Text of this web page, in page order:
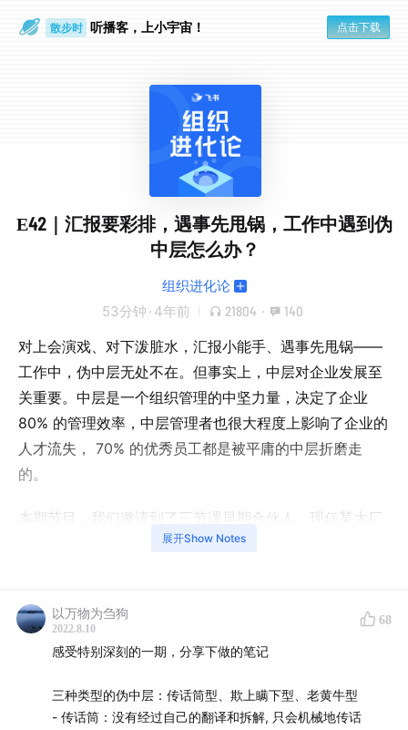
散步时 听播客，上小宇宙！ 点击下载
E42｜汇报要彩排，遇事先甩锅，工作中遇到伪
中层怎么办？
组织进化论
53分钟 · 4年前 21804 · 140
对上会演戏、对下泼脏水，汇报小能手、遇事先甩锅——
工作中，伪中层无处不在。但事实上，中层对企业发展至
关重要。中层是一个组织管理的中坚力量，决定了企业
80% 的管理效率，中层管理者也很大程度上影响了企业的
人才流失， 70% 的优秀员工都是被平庸的中层折磨走
的。
本期节目，我们邀请到了三节课早期合伙人，现任某大厂
业务线 COO 的于冬琪，他从一线做起，做过中层，也做
结合亲身经历，他将伪中层分为三种：传话筒型、欺上瞒
下型、老黄牛型。传话筒型的中层没有做到战略的翻译和
拆解，最终难以保证公司战略的落地执行，欺上瞒下型的
中层没有实际的业务能力，靠汇报和甩锅立身，老黄牛型
展开Show Notes
以万物为刍狗
2022.8.10
68
感受特别深刻的一期，分享下做的笔记
三种类型的伪中层：传话筒型、欺上瞒下型、老黄牛型
- 传话筒：没有经过自己的翻译和拆解, 只会机械地传话